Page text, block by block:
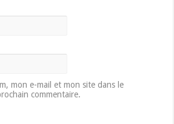
mon e-mail et mon site dans le
commentaire.